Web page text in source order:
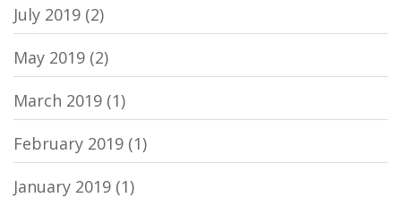
July 2019 (2)
May 2019 (2)
March 2019 (1)
February 2019 (1)
January 2019 (1)